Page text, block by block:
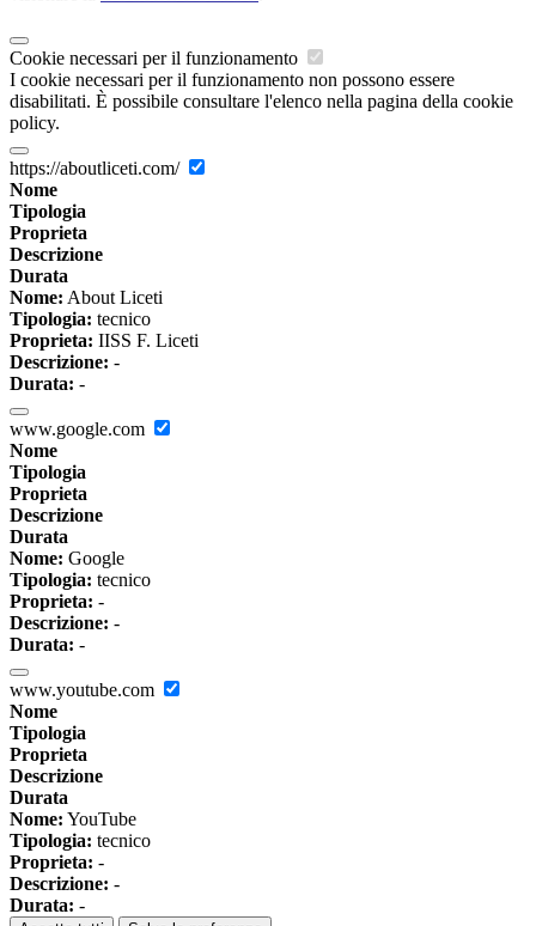
Cookie necessari per il funzionamento
I cookie necessari per il funzionamento non possono essere
disabilitati. È possibile consultare l'elenco nella pagina della cookie
policy.
https://aboutliceti.com/
Nome
Tipologia
Proprieta
Descrizione
Durata
Nome: About Liceti
Tipologia: tecnico
Proprieta: IISS F. Liceti
Descrizione: -
Durata: -
www.google.com
Nome
Tipologia
Proprieta
Descrizione
Durata
Nome: Google
Tipologia: tecnico
Proprieta: -
Descrizione: -
Durata: -
www.youtube.com
Nome
Tipologia
Proprieta
Descrizione
Durata
Nome: YouTube
Tipologia: tecnico
Proprieta: -
Descrizione: -
Durata: -